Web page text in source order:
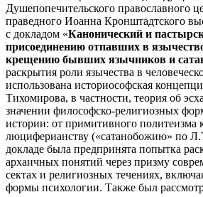
Душепопечительского православного
праведного Иоанна Кронштадтского
с докладом «Канонический и
присоединению отпавших в
крещению бывших язычников и
раскрытия роли язычества в
использована историософская
Тихомирова, в частности, теория об
значении философско-религиозных
истории: от примитивного политеизма
люциферианству («сатанобожию» по
докладе была предпринята попытка
архаичных понятий через призму
сектах и религиозных течениях,
формы психологии. Также был